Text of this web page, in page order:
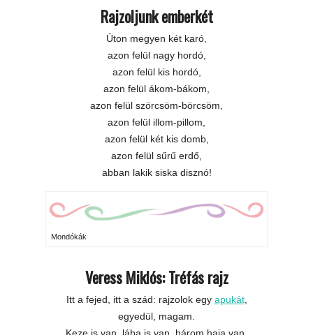
Rajzoljunk emberkét
Úton megyen két karó,
azon felül nagy hordó,
azon felül kis hordó,
azon felül ákom-bákom,
azon felül szörcsöm-börcsöm,
azon felül illom-pillom,
azon felül két kis domb,
azon felül sűrű erdő,
abban lakik siska disznó!
Mondókák
Veress Miklós: Tréfás rajz
Itt a fejed, itt a szád: rajzolok egy apukát,
egyedül, magam.